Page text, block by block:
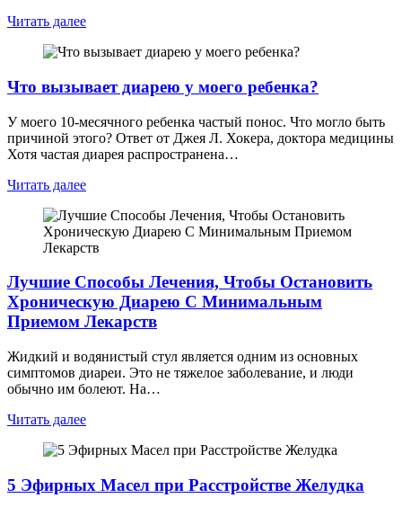
Читать далее
Что вызывает диарею у моего ребенка?
У моего 10-месячного ребенка частый понос. Что могло быть
причиной этого? Ответ от Джея Л. Хокера, доктора медицины
Хотя частая диарея распространена…
Читать далее
Лучшие Способы Лечения, Чтобы Остановить
Хроническую Диарею С Минимальным
Приемом Лекарств
Жидкий и водянистый стул является одним из основных
симптомов диареи. Это не тяжелое заболевание, и люди
обычно им болеют. На…
Читать далее
5 Эфирных Масел при Расстройстве Желудка